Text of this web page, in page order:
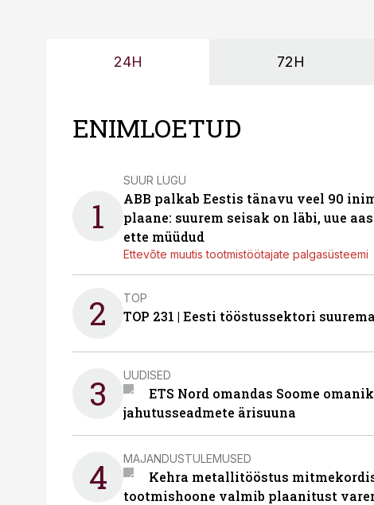
24H 72H
ENIMLOETUD
1
SUUR LUGU
ABB palkab Eestis tänavu veel 90
plaane: suurem seisak on läbi, uue
ette müüdud
Ettevõte muutis tootmistöötajate palgasüsteemi
2 TOP
TOP 231 | Eesti tööstussektori
3 UUDISED
ETS Nord omandas Soome
jahutusseadmete ärisuuna
4 MAJANDUSTULEMUSED
Kehra metallitööstus
tootmishoone valmib plaanitust